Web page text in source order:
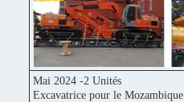
Mai 2024 -2 Unités
Excavatrice pour le Mozambique